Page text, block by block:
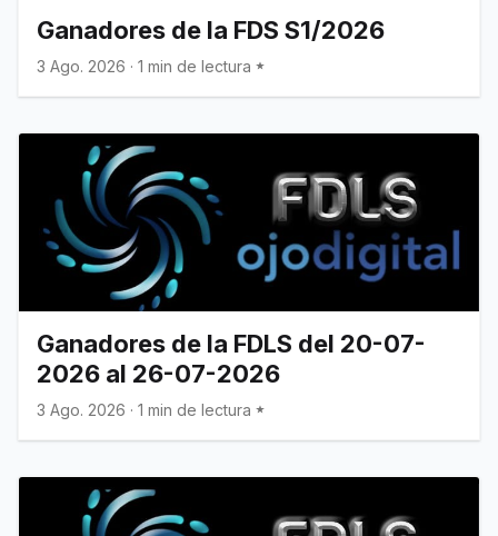
Ganadores de la FDS S1/2026
3 Ago. 2026 · 1 min de lectura
Ganadores de la FDLS del 20-07-
2026 al 26-07-2026
3 Ago. 2026 · 1 min de lectura